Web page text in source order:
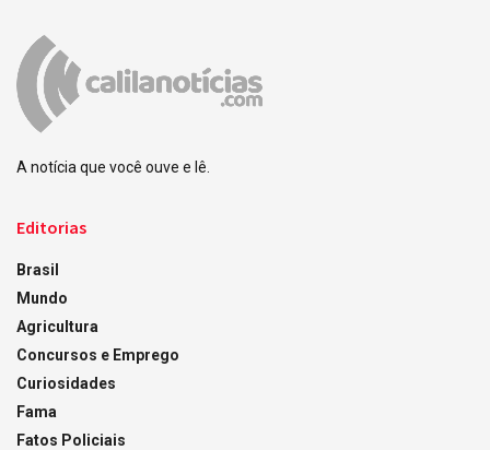
A notícia que você ouve e lê.
Editorias
Brasil
Mundo
Agricultura
Concursos e Emprego
Curiosidades
Fama
Fatos Policiais